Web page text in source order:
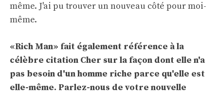
même. J'ai pu trouver un nouveau côté pour moi-
même.
«Rich Man» fait également référence à la
célèbre citation Cher sur la façon dont elle n'a
pas besoin d'un homme riche parce qu'elle est
elle-même. Parlez-nous de votre nouvelle